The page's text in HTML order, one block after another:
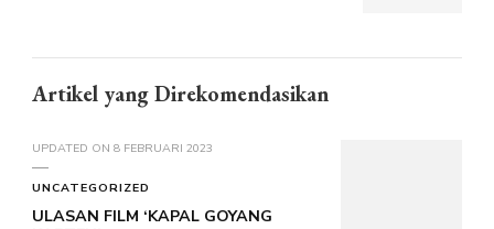
Artikel yang Direkomendasikan
UPDATED ON 8 FEBRUARI 2023
UNCATEGORIZED
ULASAN FILM ‘KAPAL GOYANG